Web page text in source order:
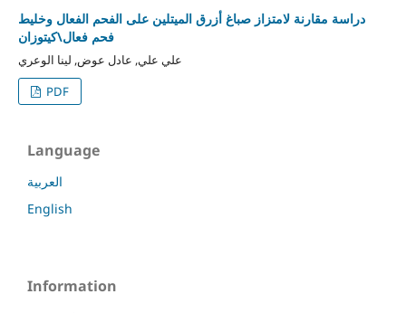
دراسة مقارنة لامتزاز صباغ أزرق الميتلين على الفحم الفعال وخليط
فحم فعال\كيتوزان
علي علي, عادل عوض, لينا الوعري
PDF
Language
العربية
English
Information